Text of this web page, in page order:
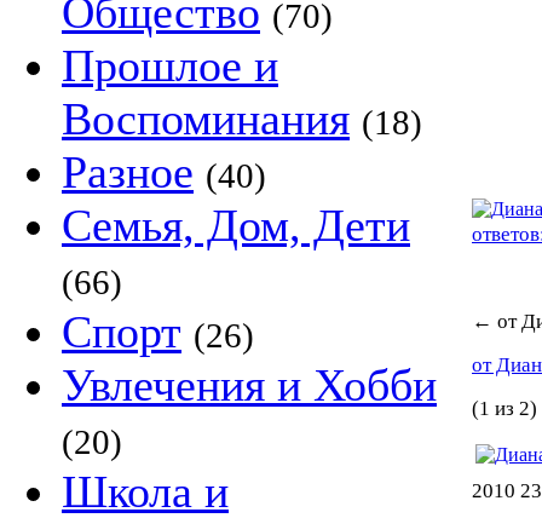
Общество (70)
Прошлое и
Воспоминания (18)
Разное (40)
Семья, Дом, Дети
(66)
Спорт (26)
Увлечения и Хобби
(20)
Школа и
← от
от
(1 из 2)
2010